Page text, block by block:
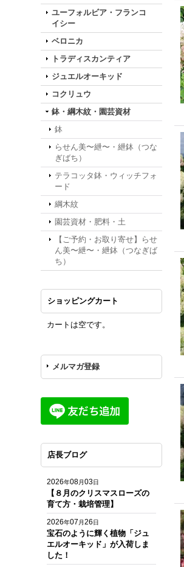
ユーフォルビア・フランコ
イシー
ベロニカ
トラディスカンティア
ジュエルオーキッド
コクリュウ
鉢・綱木紋・園芸資材
鉢
らせん美〜紲〜・紲鉢（つな
ぎばち）
テラコッタ鉢・ウィッチフォ
ード
綱木紋
園芸資材・肥料・土
【ご予約・お取り寄せ】らせ
ん美〜紲〜・紲鉢（つなぎば
ち）
ショッピングカート
カートは空です。
メルマガ登録
店長ブログ
2026年08月03日
【８月のクリスマスローズの
育て方・栽培管理】
2026年07 月26日
宝石のように輝く植物「ジュ
エルオーキッド」が入荷しま
した！